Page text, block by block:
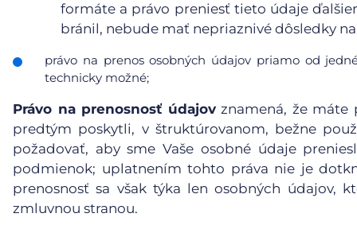
formáte a právo preniesť tieto údaje
bránil, nebude mať nepriaznivé dôsledky
právo na prenos osobných údajov priamo od
technicky možné;
Právo na prenosnosť údajovznamená, že máte
predtým poskytli, v štruktúrovanom, bežne
požadovať, aby sme Vaše osobné údaje
podmienok; uplatnením tohto práva nie je
prenosnosť sa však týka len osobných údajov,
zmluvnou stranou.